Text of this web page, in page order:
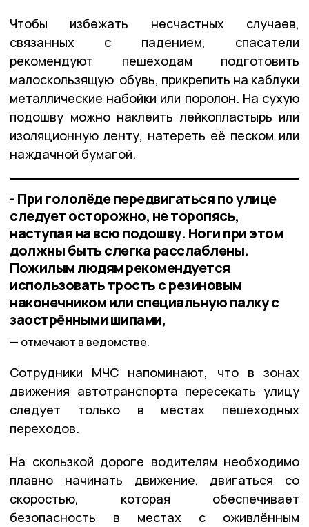
Чтобы избежать несчастных случаев,
связанных с падением, спасатели
рекомендуют пешеходам подготовить
малоскользящую обувь, прикрепить на каблуки
металлические набойки или поролон. На сухую
подошву можно наклеить лейкопластырь или
изоляционную ленту, натереть её песком или
наждачной бумагой.
- При гололёде передвигаться по улице
следует осторожно, не торопясь,
наступая на всю подошву. Ноги при этом
должны быть слегка расслаблены.
Пожилым людям рекомендуется
использовать трость с резиновым
наконечником или специальную палку с
заострёнными шипами,
отмечают в ведомстве.
Сотрудники МЧС напоминают, что в зонах
движения автотранспорта пересекать улицу
следует только в местах пешеходных
переходов.
На скользкой дороге водителям необходимо
плавно начинать движение, двигаться со
скоростью, которая обеспечивает
безопасность в местах с оживлённым